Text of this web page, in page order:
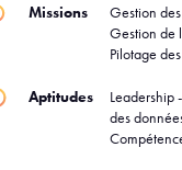
Missions
Gestion
Gestion de
Pilotage
Aptitudes
Leadership
des